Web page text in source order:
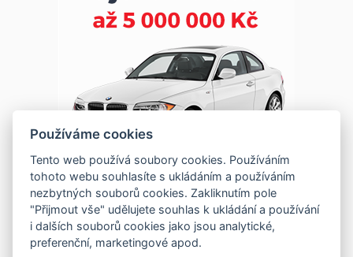
Používáme cookies
Tento web používá soubory cookies. Používáním
tohoto webu souhlasíte s ukládáním a používáním
nezbytných souborů cookies. Zakliknutím pole
"Přijmout vše" udělujete souhlas k ukládání a používání
i dalších souborů cookies jako jsou analytické,
preferenční, marketingové apod.